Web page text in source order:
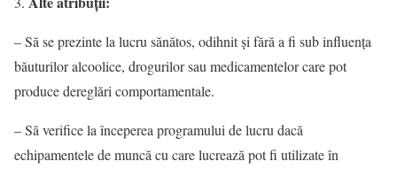
– Să se prezinte la lucru sănătos, odihnit şi fără a fi sub influenţa
băuturilor alcoolice, drogurilor sau medicamentelor care pot
produce dereglări comportamentale.
– Să verifice la începerea programului de lucru dacă
echipamentele de muncă cu care lucrează pot fi utilizate în